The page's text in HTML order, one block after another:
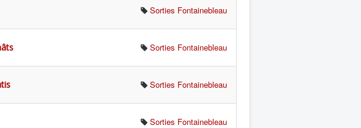
Sorties Fontainebleau
Sorties Fontainebleau
Sorties Fontainebleau
Sorties Fontainebleau